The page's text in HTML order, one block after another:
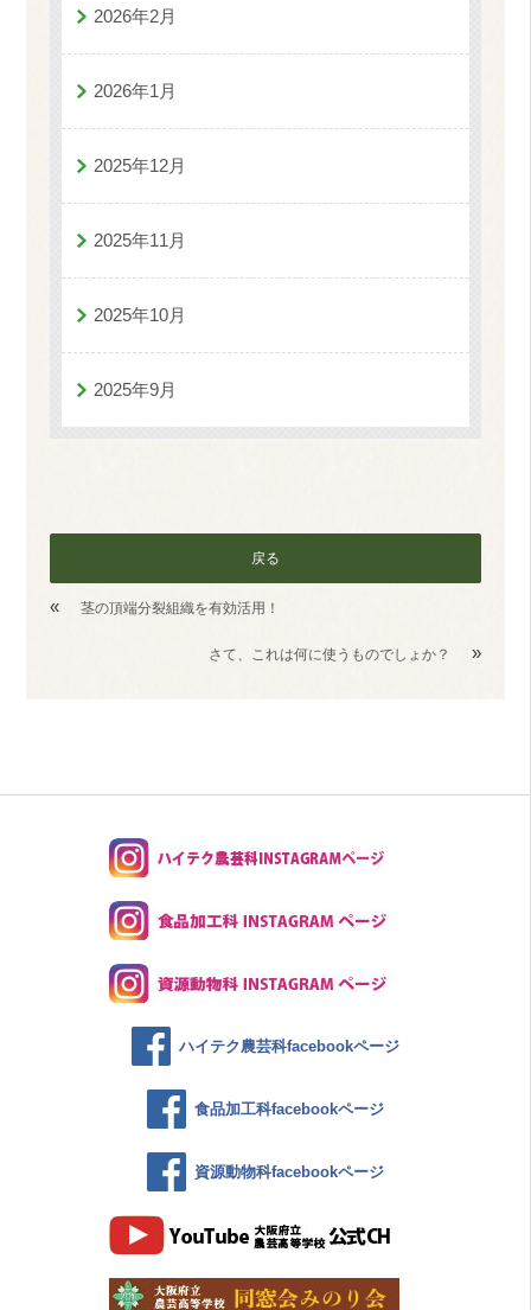
2026年2月
2026年1月
2025年12月
2025年11月
2025年10月
2025年9月
戻る
« 茎の頂端分裂組織を有効活用！
さて、これは何に使うものでしょか？ »
ハイテク農芸科facebookページ
食品加工科facebookページ
資源動物科facebookページ